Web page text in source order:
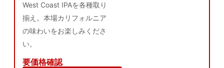
West Coast IPAを各種取り
揃え。本場カリフォルニア
の味わいをお楽しみくださ
い。
要価格確認